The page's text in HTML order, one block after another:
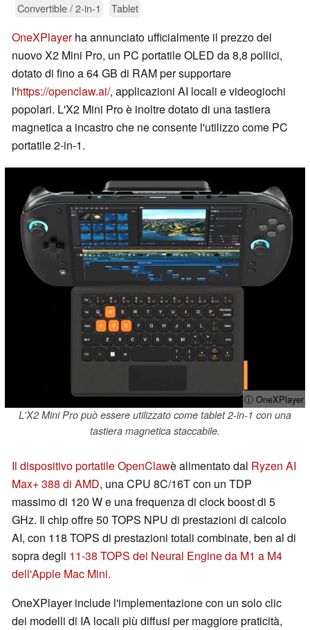
Convertible / 2-in-1
Tablet
OneXPlayerha annunciato ufficialmente il prezzo del
nuovo X2 Mini Pro, un PC portatile OLED da 8,8 pollici,
dotato di fino a 64 GB di RAM per supportare
l'https://openclaw.ai/, applicazioni AI locali e videogiochi
popolari. L'X2 Mini Pro è inoltre dotato di una tastiera
magnetica a incastro che ne consente l'utilizzo come PC
portatile 2-in-1.
ⓘ OneXPlayer
L'X2 Mini Pro può essere utilizzato come tablet 2-in-1 con una
tastiera magnetica staccabile.
Il dispositivo portatile OpenClawè alimentato dal Ryzen AI
Max+ 388 di AMD, una CPU 8C/16T con un TDP
massimo di 120 W e una frequenza di clock boost di 5
GHz. Il chip offre 50 TOPS NPU di prestazioni di calcolo
AI, con 118 TOPS di prestazioni totali combinate, ben al di
sopra degli 11-38 TOPS dei Neural Engine da M1 a M4
dell'Apple Mac Mini.
OneXPlayer include l'implementazione con un solo clic
dei modelli di IA locali più diffusi per maggiore praticità,